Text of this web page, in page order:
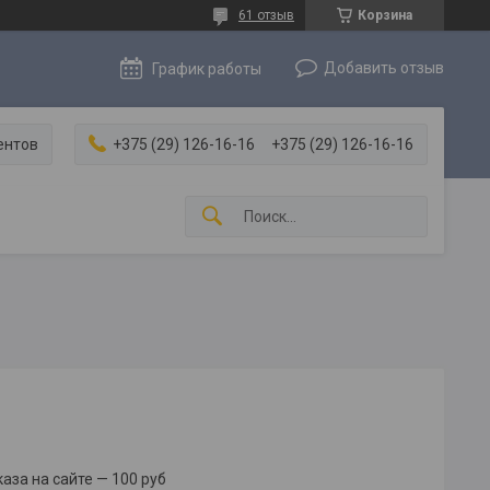
Корзина
61 отзыв
График работы Добавить отзыв
+375 (29) 126-16-16 +375 (29) 126-16-16
на сайте — 100 руб